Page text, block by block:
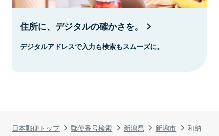
日本郵便トップ 郵便番号検索 新潟県 新潟市 和納
住所に、デジタルの確かさを。
デジタルアドレスで入力も検索もスムーズに。